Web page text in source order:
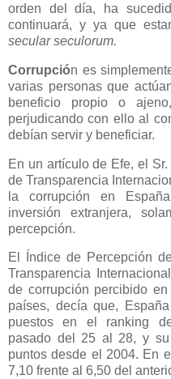
orden del día, ha
continuará, y ya que
secular seculorum.
Corrupción es
varias personas que
beneficio propio o
perjudicando con ello al
debían servir y beneficiar.
En un artículo de Efe, el
de Transparencia
la corrupción en
inversión extranjera,
percepción.
El Índice de Percepción
Transparencia
de corrupción percibido
países, decía que,
puestos en el ranking
pasado del 25 al 28, y
puntos desde el 2004. En
7,10 frente al 6,50 del